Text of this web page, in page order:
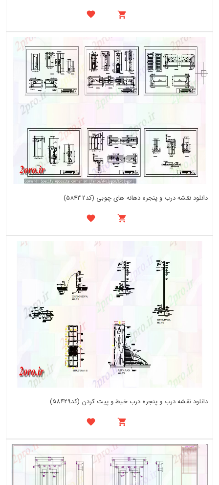
دانلود نقشه درب و پنجره دهانه های چوبی (کد58432)
دانلود نقشه درب و پنجره درب خیط و پیت کردن (کد58429)